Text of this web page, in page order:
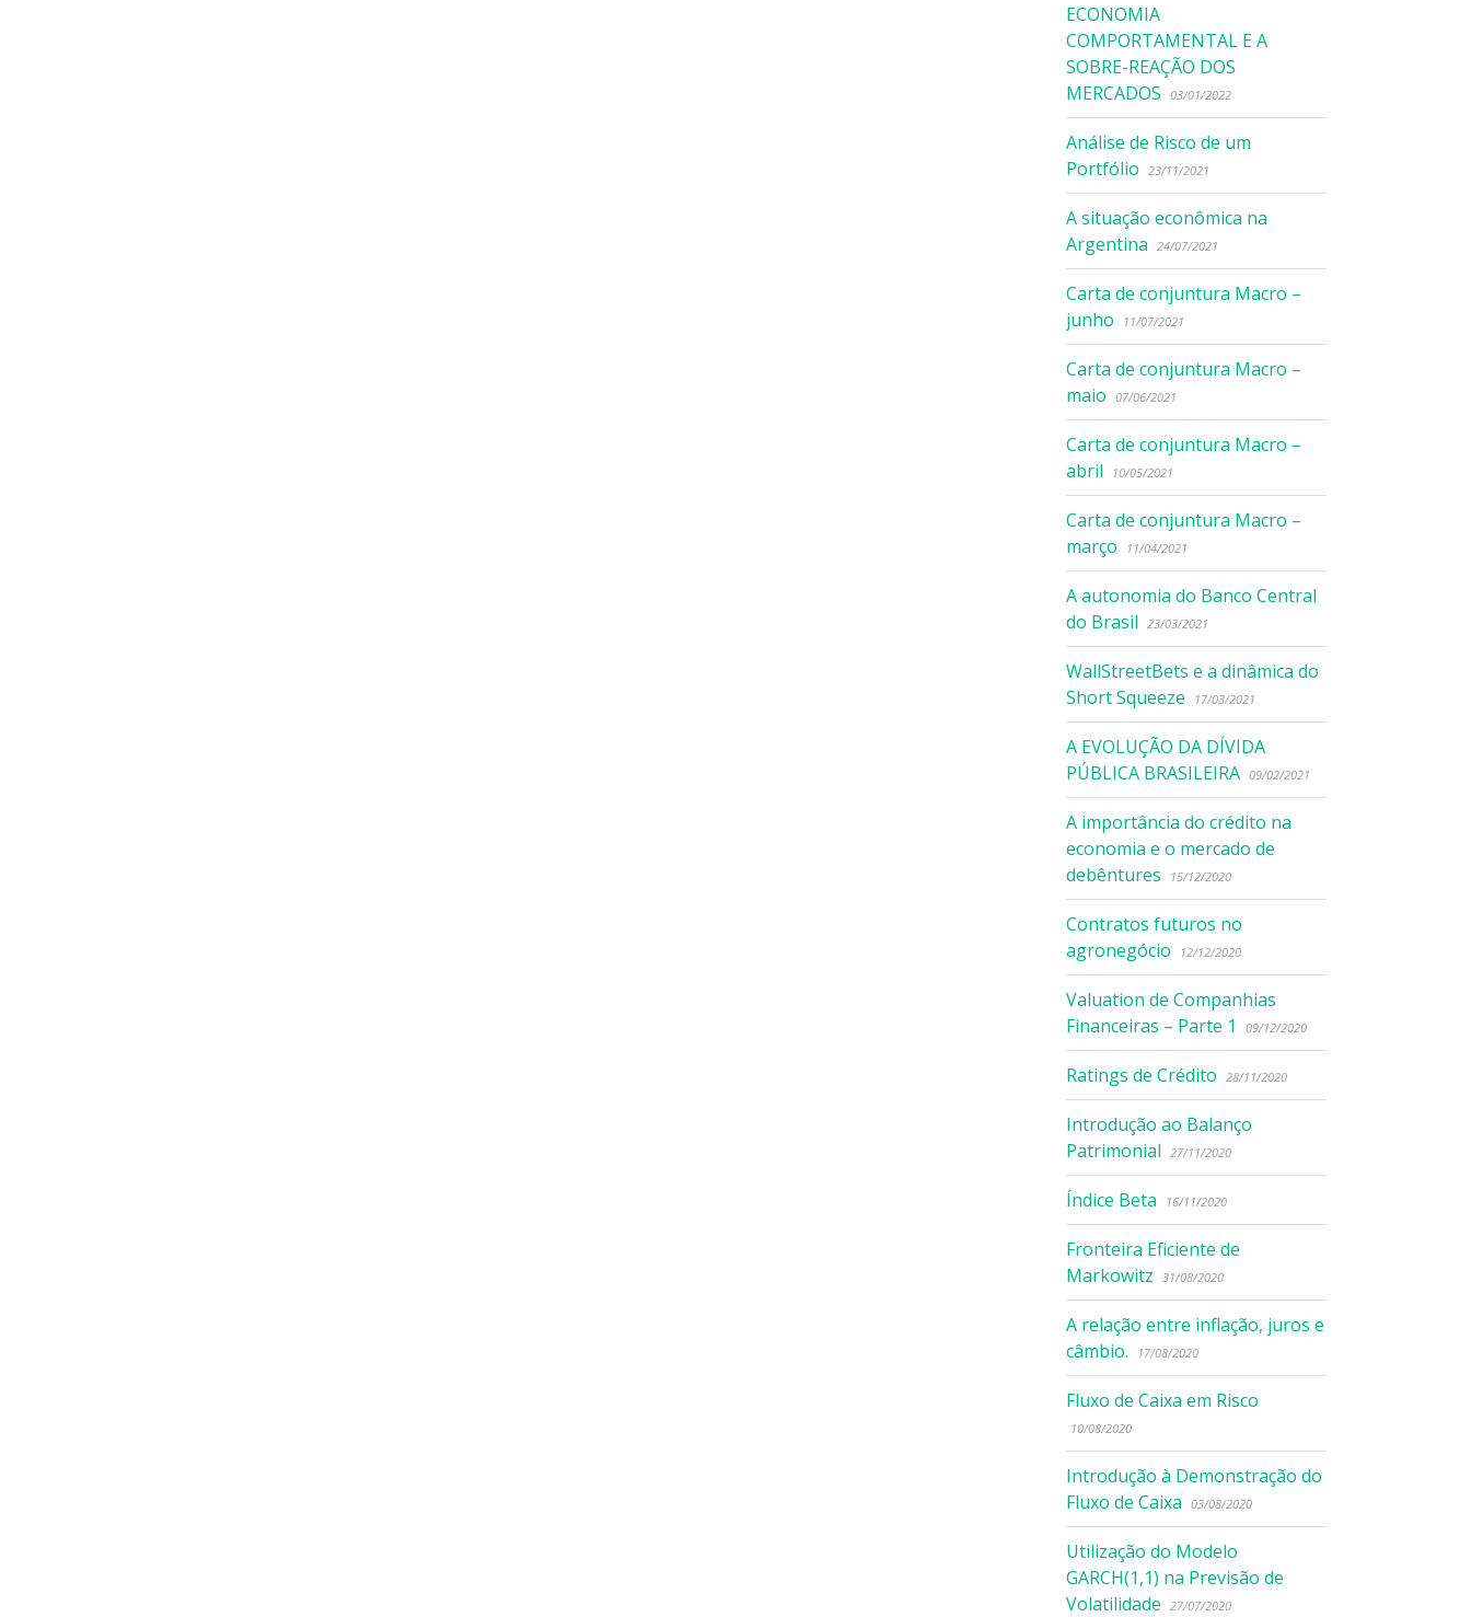
ECONOMIA
COMPORTAMENTAL E A
SOBRE-REAÇÃO DOS
MERCADOS
03/01/2022
Análise de Risco de um
Portfólio
23/11/2021
A situação econômica na
Argentina
24/07/2021
Carta de conjuntura Macro –
junho
11/07/2021
Carta de conjuntura Macro –
maio
07/06/2021
Carta de conjuntura Macro –
abril
10/05/2021
Carta de conjuntura Macro –
março
11/04/2021
A autonomia do Banco Central
do Brasil
23/03/2021
WallStreetBets e a dinâmica do
Short Squeeze
17/03/2021
A EVOLUÇÃO DA DÍVIDA
PÚBLICA BRASILEIRA 09/02/2021
A importância do crédito na
economia e o mercado de
debêntures
15/12/2020
Contratos futuros no
agronegócio
12/12/2020
Valuation de Companhias
Financeiras – Parte 1
09/12/2020
Ratings de Crédito 28/11/2020
Introdução ao Balanço
Patrimonial
27/11/2020
Índice Beta 16/11/2020
Fronteira Eficiente de
Markowitz
31/08/2020
A relação entre inflação, juros e
câmbio.
17/08/2020
Fluxo de Caixa em Risco
10/08/2020
Introdução à Demonstração do
Fluxo de Caixa
03/08/2020
Utilização do Modelo
GARCH(1,1) na Previsão de
Volatilidade
27/07/2020